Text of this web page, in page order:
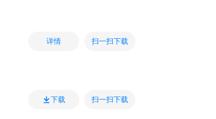
详情 扫一扫下载
下载 扫一扫下载